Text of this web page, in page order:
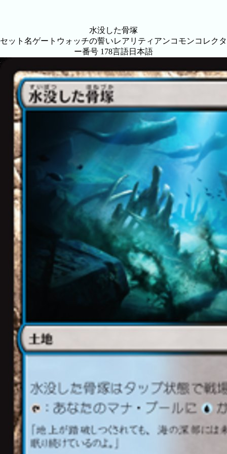
水没した骨塚
セット名ゲートウォッチの誓いレアリティ アンコモンコレクタ
ー番号 178言語日本語